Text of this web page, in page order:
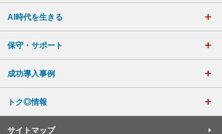
AI時代を生きる
保守・サポート
成功導入事例
トク◎情報
サイトマップ